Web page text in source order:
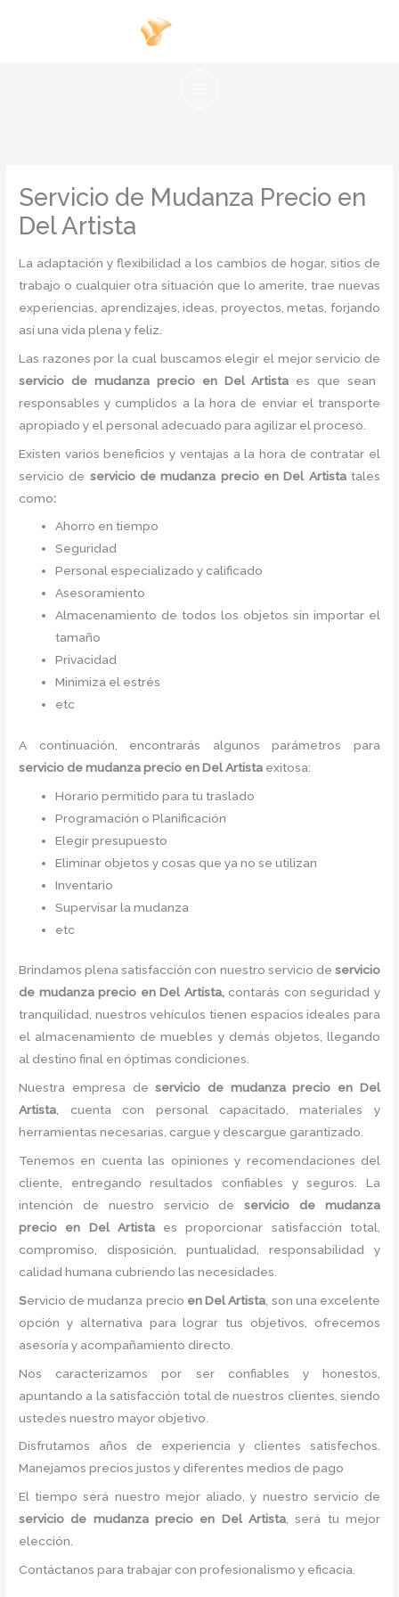
Servicio de Mudanza Precio en
Del Artista
La adaptación y flexibilidad a los cambios de hogar, sitios de
trabajo o cualquier otra situación que lo amerite, trae nuevas
experiencias, aprendizajes, ideas, proyectos, metas, forjando
así una vida plena y feliz.
Las razones por la cual buscamos elegir el mejor servicio de
servicio de mudanza precio en Del Artista es
que sean
responsables y cumplidos a la hora de enviar el transporte
apropiado y el personal adecuado para agilizar el proceso.
Existen varios beneficios y ventajas a la hora de contratar el
servicio de servicio de mudanza precio en Del Artista tales
como:
Ahorro en tiempo
Seguridad
Personal especializado y calificado
Asesoramiento
Almacenamiento de todos los objetos sin importar el
tamaño
Privacidad
Minimiza el estrés
etc
A continuación, encontrarás algunos parámetros para
servicio de mudanza precio en Del Artista exitosa:
Horario permitido para tu traslado
Programación o Planificación
Elegir presupuesto
Eliminar objetos y cosas que ya no se utilizan
Inventario
Supervisar la mudanza
etc
Brindamos plena satisfacción con nuestro servicio de servicio
de mudanza precio en Del Artista, contarás con seguridad y
tranquilidad, nuestros vehículos tienen espacios ideales para
el almacenamiento de muebles y demás objetos, llegando
al destino final en óptimas condiciones.
Nuestra empresa deservicio de mudanza precio en Del
Artista , cuenta con personal capacitado, materiales y
herramientas necesarias, cargue y descargue garantizado.
Tenemos en cuenta las opiniones y recomendaciones del
cliente, entregando resultados confiables y seguros. La
intención de nuestro servicio de servicio de mudanza
precio
en Del Artistaes proporcionar satisfacción total,
compromiso, disposición, puntualidad, responsabilidad y
calidad humana cubriendo las necesidades.
Servicio de mudanza precio en Del Artista , son una excelente
opción y alternativa para lograr tus objetivos, ofrecemos
asesoría y acompañamiento directo.
Nos caracterizamos por ser confiables y honestos,
apuntando a la satisfacción total de nuestros clientes, siendo
ustedes nuestro mayor objetivo.
Disfrutamos años de experiencia y clientes satisfechos.
Manejamos precios justos y diferentes medios de pago
El tiempo será nuestro mejor aliado, y nuestro servicio de
servicio de mudanza precio en Del Artista, será tu mejor
elección.
Contáctanos para trabajar con profesionalismo y eficacia.